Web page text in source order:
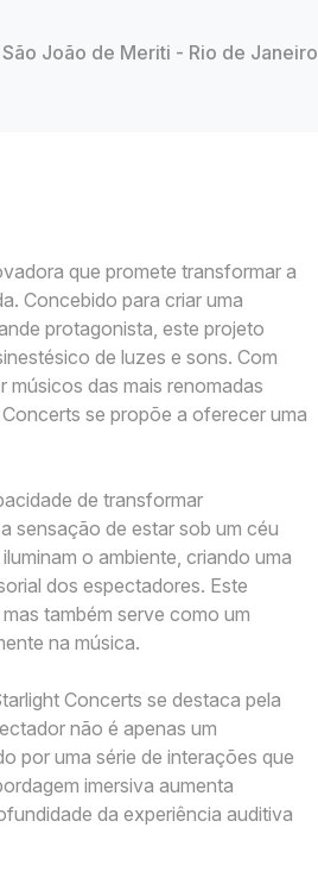
João de Meriti - Rio de Janeiro
que promete transformar a
Concebido para criar uma
protagonista, este projeto
de luzes e sons. Com
músicos das mais renomadas
se propõe a oferecer uma
de transformar
sensação de estar sob um céu
o ambiente, criando uma
dos espectadores. Este
também serve como um
na música.
Concerts se destaca pela
não é apenas um
por uma série de interações que
imersiva aumenta
da experiência auditiva